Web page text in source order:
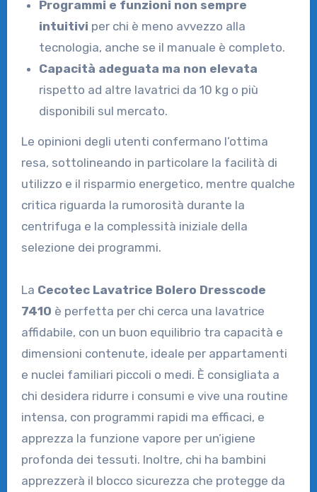
Programmi e funzioni non sempre
intuitivi per chi è meno avvezzo alla
tecnologia, anche se il manuale è completo.
Capacità adeguata ma non elevata
rispetto ad altre lavatrici da 10 kg o più
disponibili sul mercato.
Le opinioni degli utenti confermano l’ottima
resa, sottolineando in particolare la facilità di
utilizzo e il risparmio energetico, mentre qualche
critica riguarda la rumorosità durante la
centrifuga e la complessità iniziale della
selezione dei programmi.
La Cecotec Lavatrice Bolero Dresscode
7410 è perfetta per chi cerca una lavatrice
affidabile, con un buon equilibrio tra capacità e
dimensioni contenute, ideale per appartamenti
e nuclei familiari piccoli o medi. È consigliata a
chi desidera ridurre i consumi e vive una routine
intensa, con programmi rapidi ma efficaci, e
apprezza la funzione vapore per un’igiene
profonda dei tessuti. Inoltre, chi ha bambini
apprezzerà il blocco sicurezza che protegge da